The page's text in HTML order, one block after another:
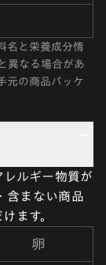
名と栄養成分情
異なる場合があ
元の商品パッケ
ルギー物質が
含まない商品
ます。
卵